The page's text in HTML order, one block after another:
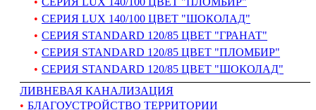
СЕРИЯ LUX 140/100 ЦВЕТ "ШОКОЛАД"
СЕРИЯ STANDARD 120/85 ЦВЕТ "ГРАНАТ"
СЕРИЯ STANDARD 120/85 ЦВЕТ "ПЛОМБИР"
СЕРИЯ STANDARD 120/85 ЦВЕТ "ШОКОЛАД"
ЛИВНЕВАЯ КАНАЛИЗАЦИЯ
БЛАГОУСТРОЙСТВО ТЕРРИТОРИИ